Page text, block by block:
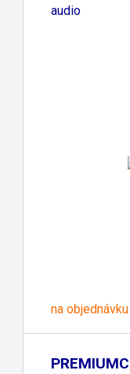
audio
na objednávku